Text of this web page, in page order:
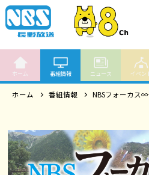
ホーム 番組情報 ニュース イベン
ホーム 番組情報 NBSフォーカス